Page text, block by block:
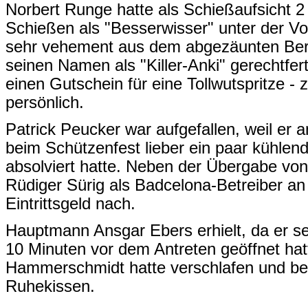
Norbert Runge hatte als Schießaufsicht
Schießen als "Besserwisser" unter der
sehr vehement aus dem abgezäunten
seinen Namen als "Killer-Anki"
einen Gutschein für eine Tollwutspritze -
persönlich.
Patrick Peucker war aufgefallen, weil er
beim Schützenfest lieber ein paar
absolviert hatte. Neben der Übergabe
Rüdiger Sürig als Badcelona-Betreiber
Eintrittsgeld nach.
Hauptmann Ansgar Ebers erhielt, da er
10 Minuten vor dem Antreten geöffnet
Hammerschmidt hatte verschlafen und
Ruhekissen.